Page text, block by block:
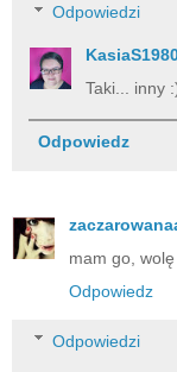
Odpowiedzi
Taki... inny
Odpowiedz
mam go,
Odpowiedz
Odpowiedzi